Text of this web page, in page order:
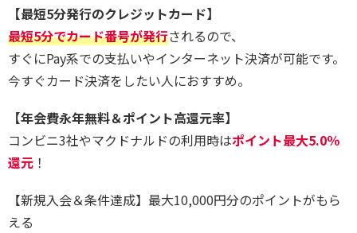
【最短5分発行のクレジットカード】
最短5分でカード番号が発行されるので、
すぐにPay系での支払いやインターネット決済が可能です。
今すぐカード決済をしたい人におすすめ。
【年会費永年無料＆ポイント高還元率】
コンビニ3社やマクドナルドの利用時はポイント最大5.0％
還元 ！
【新規入会＆条件達成】最大10,000円分のポイントがもら
える